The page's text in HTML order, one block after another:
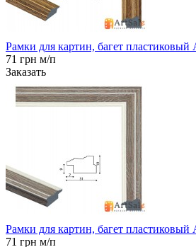
Рамки для картин, багет пластиковый
71 грн м/п
Заказать
Рамки для картин, багет пластиковый
71 грн м/п